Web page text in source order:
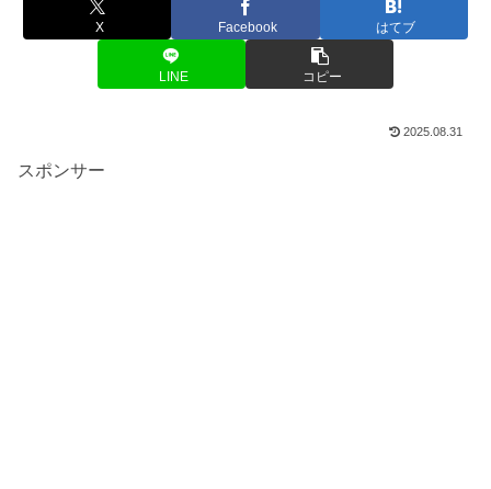
X Facebook はてブ
LINE コピー
2025.08.31
スポンサー